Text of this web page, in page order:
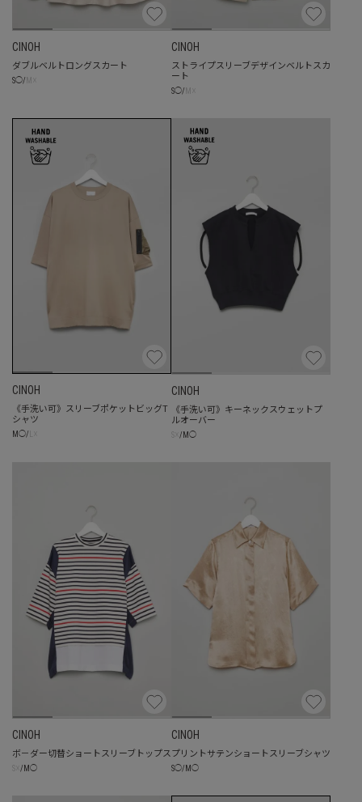
CINOH
ダブルベルトロングスカート
S◯/
CINOH
ストライプスリーブデザインベルトスカ
ート
S◯/
CINOH
《手洗い可》スリーブポケットビッグT
シャツ
M ◯/
CINOH
《手洗い可》キーネックスウェットプ
ルオーバー
/ M ◯
CINOH
ボ－ダー切替ショートスリーブトップス
/ M ◯
CINOH
プリントサテンショートスリーブシャツ
S◯/ M ◯